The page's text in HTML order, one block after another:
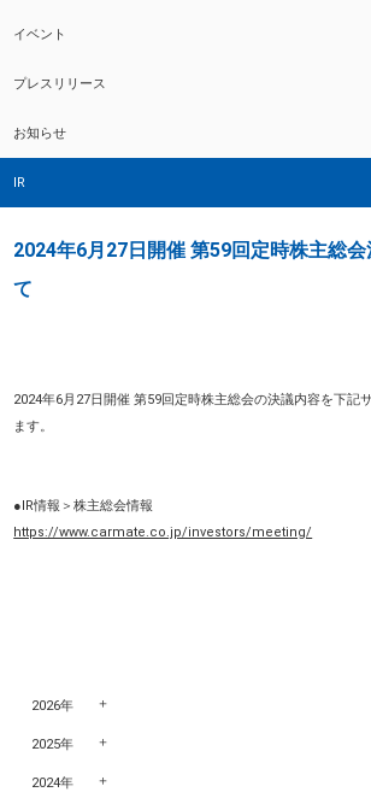
イベント
プレスリリース
お知らせ
IR
2024年6月27日開催 第59回定時株主総
て
2024年6月27日開催 第59回定時株主総会の決議内容を下記
ます。
●IR情報＞株主総会情報
https://www.carmate.co.jp/investors/meeting/
2026年
2025年
2024年